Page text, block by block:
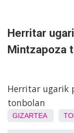
Herritar
Mintzapoza
Herritar ugarik
tonbolan
GIZARTEA